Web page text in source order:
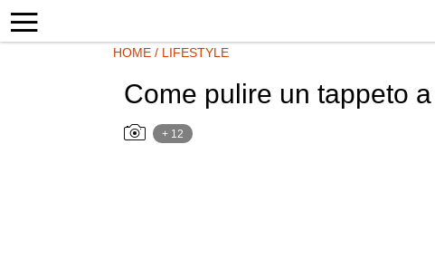
HOME / LIFESTYLE
Come pulire un tappeto
+ 12